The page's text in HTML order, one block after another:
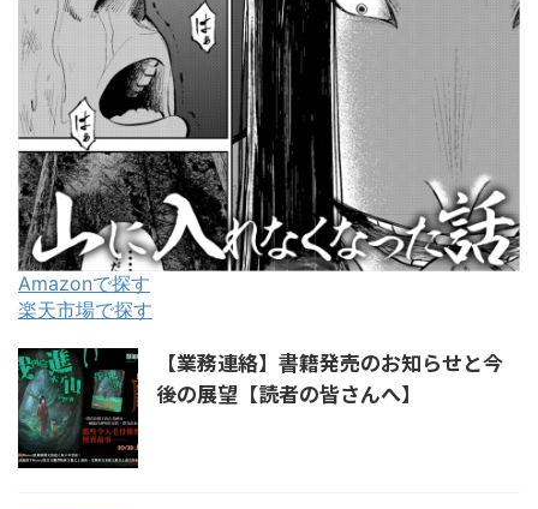
Amazonで探す
楽天市場で探す
【業務連絡】書籍発売のお知らせと今
後の展望【読者の皆さんへ】